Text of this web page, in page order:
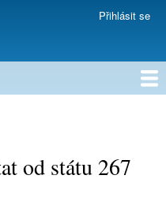
Přihlásit se
od státu 267